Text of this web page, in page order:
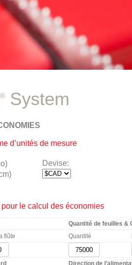
® System
d’unités de mesure
Devise:
le calcul des économies
Quantité de feuilles &
flûte Quantité
Direction de